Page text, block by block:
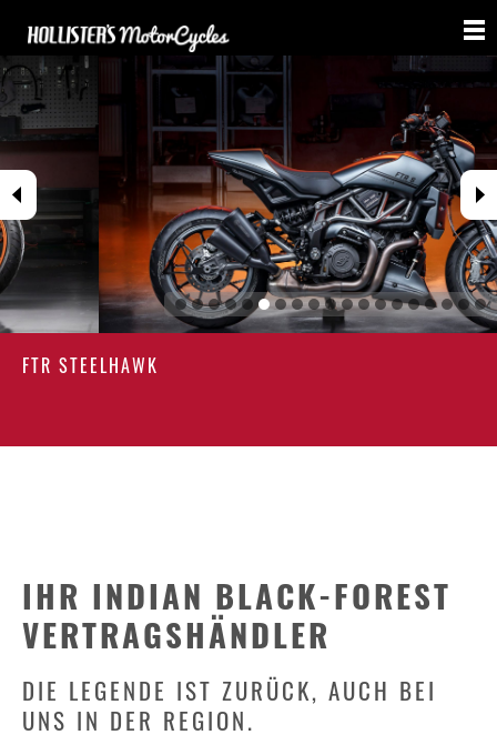
FTR STEELHAWK
IHR INDIAN BLACK-FOREST
VERTRAGSHÄNDLER
DIE LEGENDE IST ZURÜCK, AUCH BEI
UNS IN DER REGION.